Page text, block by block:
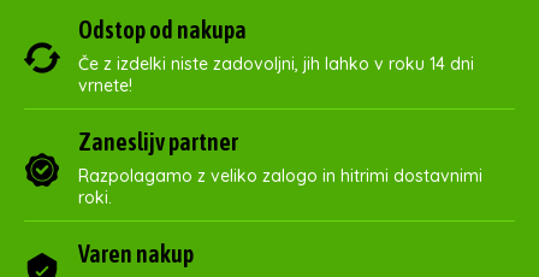
Odstop od nakupa
Če z izdelki niste zadovoljni, jih lahko v roku 14 dni
vrnete!
Zaneslijv partner
Razpolagamo z veliko zalogo in hitrimi dostavnimi
roki.
Varen nakup